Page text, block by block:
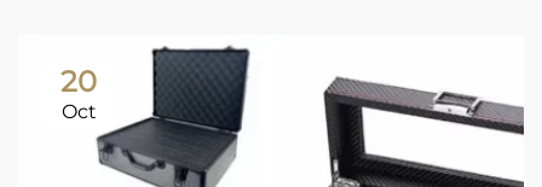
20
Oct